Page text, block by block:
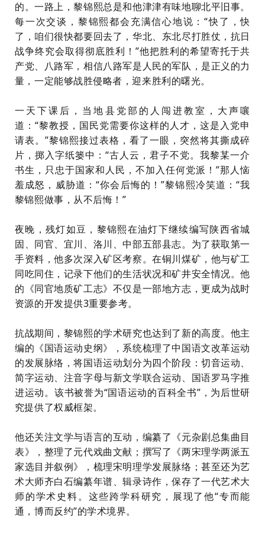
的。一路上，黎锦熙总是和他津津有味地聊北平旧事。
每一次交谈，黎锦熙都会充满信心地说：“快了，快
了，咱们很快都要回去了，华北、东北尽打胜仗，抗日
战争终究会取得彻底胜利！”他把胜利的希望寄托于共
产党、八路军，相信八路军是人民的军队，是正义的力
量，一定能够战胜侵略者，迎来胜利的曙光。
一天下课后，当地县党部的人闯进教室，大声嚷
道：“黎教授，国民党需要你这样的人才，这是入党申
请表。”黎锦熙接过表格，看了一眼，突然将其撕成碎
片，掷入字纸篓中：“古人云，君子不党。我黎某一介
书生，只忠于国家和人民，不加入任何党派！”那人恼
羞成怒，威胁道：“你会后悔的！”黎锦熙冷笑道：“我
黎锦熙做事，从不后悔！”
夜晚，残灯如豆，黎锦熙在油灯下继续编写陕西省城
固、同官、宜川、洛川、中部五部县志。为了获取第一
手资料，他多次深入矿区考察。在铜川煤矿，他与矿工
同吃同住，记录下他们的生活状况和矿井安全情况。他
的《同官地质矿工志》不仅是一部地方志，更成为战时
资源的开发提供3重要参考。
抗战期间，黎锦熙的学术研究也达到了新的高度。他主
编的《国语运动史纲》，系统梳理了中国语文改革运动
的发展脉络，将国语运动划分为四个阶段：切音运动、
简字运动、注音字母与新文学联合运动、国语罗马字推
进运动。该书被誉为“国语运动的百科全书”，为后世研
究提供了权威框架。
他还关注文学与语言的互动，编纂了《元杂剧总集曲目
表》，整理了元代戏曲文献；撰写了《两宋理学两派五
家选目并叙例》，梳理宋明理学发展脉络；甚至还为艺
术大师齐白石编纂年谱、辑录诗作，保存了一代艺术大
师的学术史料。这些跨学科研究，展现了他“专而能
通，博而反约”的学术境界。